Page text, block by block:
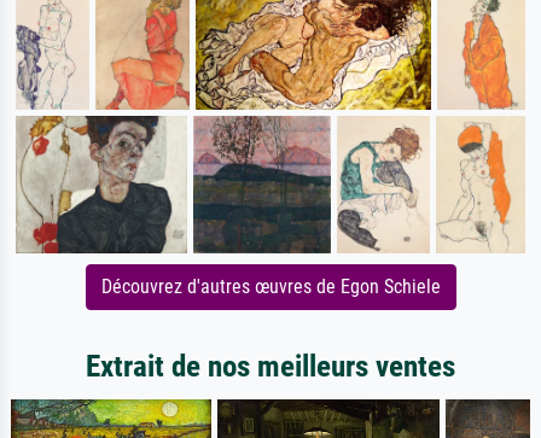
Découvrez d'autres œuvres de Egon Schiele
Extrait de nos meilleurs ventes